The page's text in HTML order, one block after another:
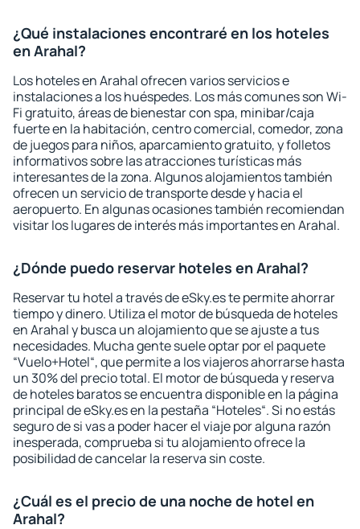
¿Qué instalaciones encontraré en los hoteles
en Arahal?
Los hoteles en Arahal ofrecen varios servicios e
instalaciones a los huéspedes. Los más comunes son Wi-
Fi gratuito, áreas de bienestar con spa, minibar/caja
fuerte en la habitación, centro comercial, comedor, zona
de juegos para niños, aparcamiento gratuito, y folletos
informativos sobre las atracciones turísticas más
interesantes de la zona. Algunos alojamientos también
ofrecen un servicio de transporte desde y hacia el
aeropuerto. En algunas ocasiones también recomiendan
visitar los lugares de interés más importantes en Arahal.
¿Dónde puedo reservar hoteles en Arahal?
Reservar tu hotel a través de eSky.es te permite ahorrar
tiempo y dinero. Utiliza el motor de búsqueda de hoteles
en Arahal y busca un alojamiento que se ajuste a tus
necesidades. Mucha gente suele optar por el paquete
“Vuelo+Hotel“, que permite a los viajeros ahorrarse hasta
un 30% del precio total. El motor de búsqueda y reserva
de hoteles baratos se encuentra disponible en la página
principal de eSky.es en la pestaña “Hoteles“. Si no estás
seguro de si vas a poder hacer el viaje por alguna razón
inesperada, comprueba si tu alojamiento ofrece la
posibilidad de cancelar la reserva sin coste.
¿Cuál es el precio de una noche de hotel en
Arahal?